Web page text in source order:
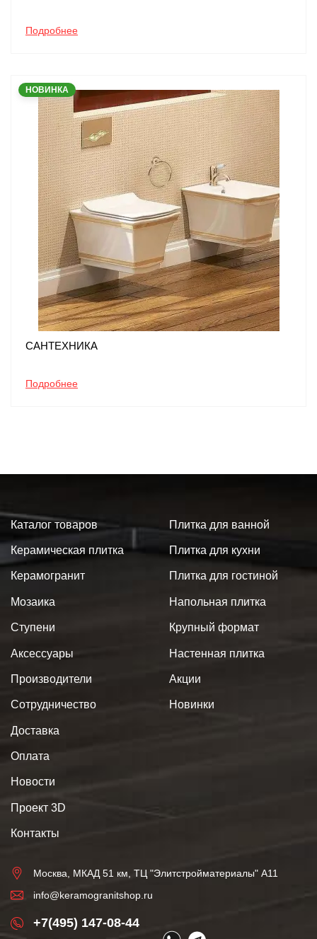
Подробнее
НОВИНКА
САНТЕХНИКА
Подробнее
Каталог товаров
Керамическая плитка
Керамогранит
Мозаика
Ступени
Аксессуары
Плитка для ванной
Плитка для кухни
Плитка для гостиной
Напольная плитка
Крупный формат
Настенная плитка
Производители
Сотрудничество
Доставка
Оплата
Новости
Проект 3D
Контакты
Акции
Новинки
Москва, МКАД 51 км, ТЦ "Элитстройматериалы" А11
info@keramogranitshop.ru
+7(495) 147-08-44